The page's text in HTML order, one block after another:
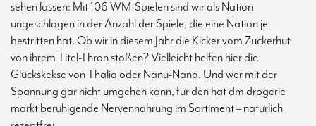
sehen lassen: Mit 106 WM-Spielen sind wir als Nation
ungeschlagen in der Anzahl der Spiele, die eine Nation je
bestritten hat. Ob wir in diesem Jahr die Kicker vom Zuckerhut
von ihrem Titel-Thron stoßen? Vielleicht helfen hier die
Glückskekse von Thalia oder Nanu-Nana. Und wer mit der
Spannung gar nicht umgehen kann, für den hat dm drogerie
markt beruhigende Nervennahrung im Sortiment – natürlich